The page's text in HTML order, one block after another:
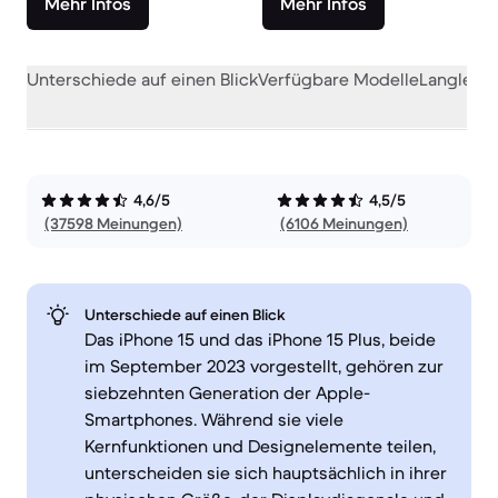
Unterschiede auf einen BlickVerfügbare Modelle
4,6/5
(37598 Meinungen)
4,5/5
(6106 Meinungen)
Unterschiede auf einen Blick
Das iPhone 15 und das iPhone 15 Plus, beide
im September 2023 vorgestellt, gehören zur
siebzehnten Generation der Apple-
Smartphones. Während sie viele
Kernfunktionen und Designelemente teilen,
unterscheiden sie sich hauptsächlich in ihrer